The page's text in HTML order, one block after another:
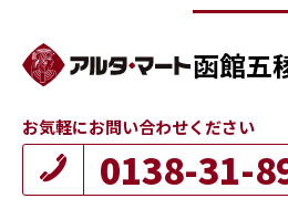
函館五
お気軽にお問い合わせください
0138-31-